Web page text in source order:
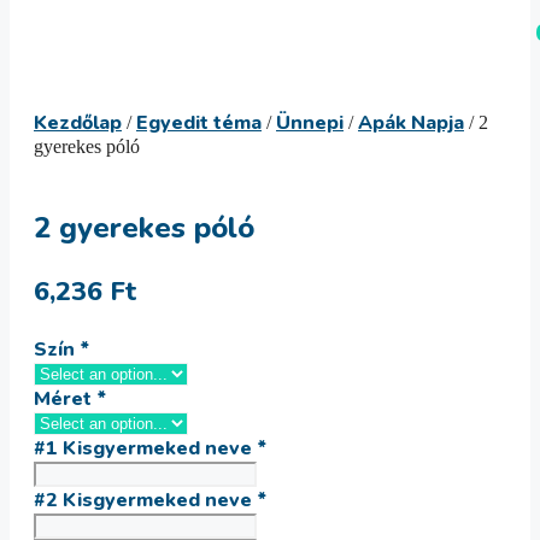
Kezdőlap / Egyedit téma / Ünnepi /Apák Napja / 2
gyerekes póló
2 gyerekes póló
6,236 Ft
Szín *
Méret *
#1 Kisgyermeked neve *
#2 Kisgyermeked neve *